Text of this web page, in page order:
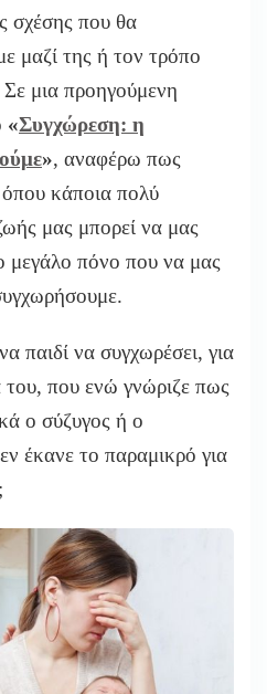
σχέσης που θα
μαζί της ή τον τρόπο
μια προηγούμενη
«Συγχώρεση: η
», αναφέρω πως
όπου κάποια πολύ
μας μπορεί να μας
μεγάλο πόνο που να μας
παιδί να συγχωρέσει, για
του, που ενώ γνώριζε πως
ο σύζυγος ή ο
έκανε το παραμικρό για